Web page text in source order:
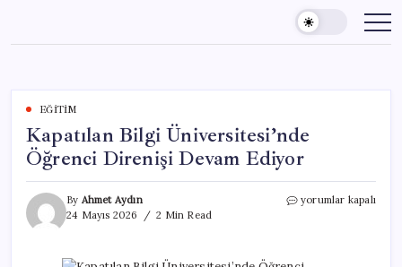
content
EĞITIM
Kapatılan Bilgi Üniversitesi’nde
Öğrenci Direnişi Devam Ediyor
By Ahmet Aydın
24 Mayıs 2026
2 Min Read
Kapatılan
Direnişi
yorumlar kapalı